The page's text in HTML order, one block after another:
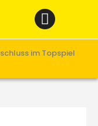
im Topspiel